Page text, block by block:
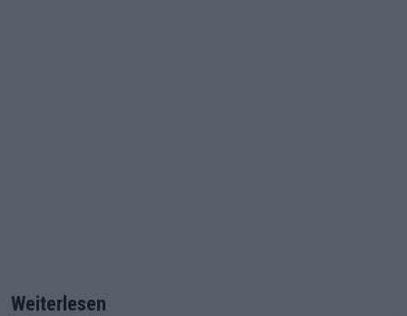
Weiterlesen